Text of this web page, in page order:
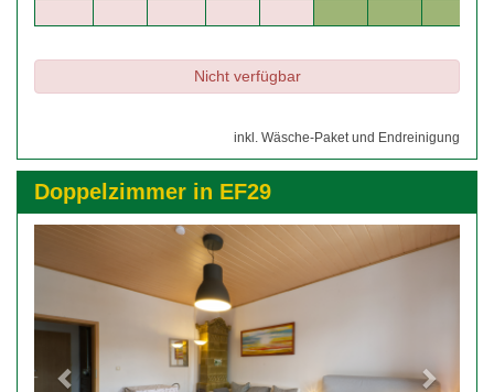
Nicht verfügbar
inkl. Wäsche-Paket und Endreinigung
Doppelzimmer in EF29
Next